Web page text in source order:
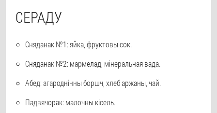
СЕРАДУ
Сняданак №1: яйка, фруктовы сок.
Сняданак №2: мармелад, мінеральная вада.
Абед: агароднінны боршч, хлеб аржаны, чай.
Падвячорак: малочны кісель.